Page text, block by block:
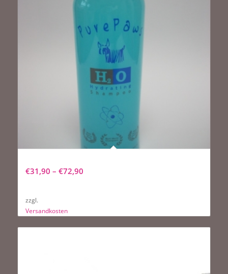
€31,90 – €72,90
zzgl.
Versandkosten